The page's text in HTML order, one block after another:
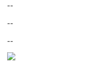
--
--
--